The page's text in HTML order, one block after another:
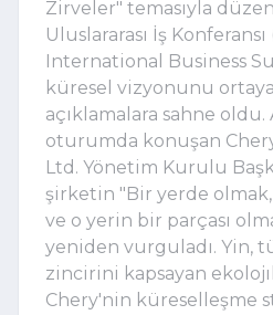
Zirveler" temasıyla
Uluslararası İş
International Business
küresel vizyonunu
açıklamalara sahne oldu.
oturumda konuşan
Ltd. Yönetim Kurulu
şirketin "Bir yerde
ve o yerin bir parçası
yeniden vurguladı. Yin,
zincirini kapsayan
Chery'nin küreselleşme